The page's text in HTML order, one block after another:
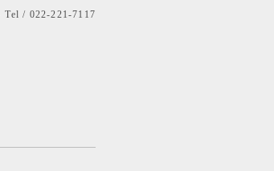
Tel / 022-221-7117